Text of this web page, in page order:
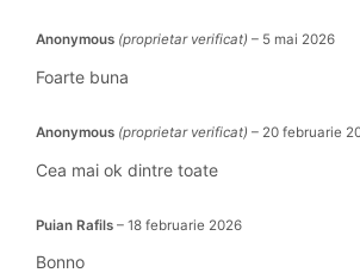
Anonymous (proprietar verificat) – 5 mai 2026
Foarte buna
Anonymous (proprietar verificat) – 20 februarie
Cea mai ok dintre toate
Puian Rafils – 18 februarie 2026
Bonno